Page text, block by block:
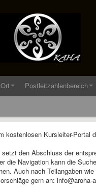
Ort Postleitzahlenbereich
kostenlosen Kursleiter-Portal
setzt den Abschluss der
die Navigation kann die
Auch nach Teilangaben
gern an: info@aroha-